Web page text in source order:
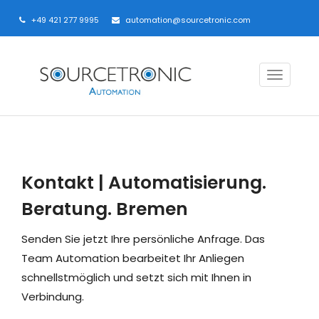
+49 421 277 9995 automation@sourcetronic.com
T
g
Kontakt | Automatisierung.
Beratung. Bremen
Senden Sie jetzt Ihre persönliche Anfrage. Das
Team Automation bearbeitet Ihr Anliegen
schnellstmöglich und setzt sich mit Ihnen in
Verbindung.